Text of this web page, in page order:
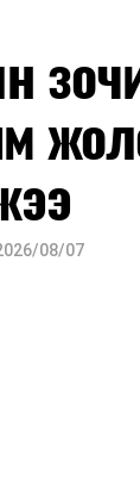
08/07